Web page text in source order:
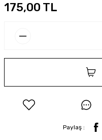
175,00 TL
Paylaş :